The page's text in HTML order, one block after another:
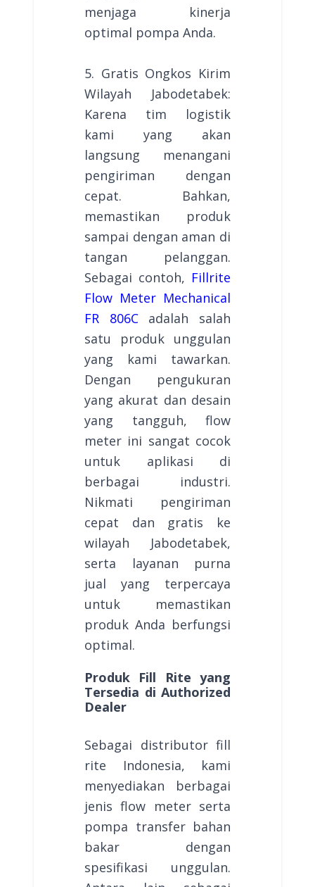
menjaga kinerja
optimal pompa Anda.
5. Gratis Ongkos Kirim
Wilayah Jabodetabek:
Karena tim logistik
kami yang akan
langsung menangani
pengiriman dengan
cepat. Bahkan,
memastikan produk
sampai dengan aman di
tangan pelanggan.
Sebagai contoh, Fillrite
Flow Meter Mechanical
FR 806Cadalah salah
satu produk unggulan
yang kami tawarkan.
Dengan pengukuran
yang akurat dan desain
yang tangguh, flow
meter ini sangat cocok
untuk aplikasi di
berbagai industri.
Nikmati pengiriman
cepat dan gratis ke
wilayah Jabodetabek,
serta layanan purna
jual yang terpercaya
untuk memastikan
produk Anda berfungsi
optimal.
Produk Fill Rite yang
Tersedia di Authorized
Dealer
Sebagai distributor fill
rite Indonesia, kami
menyediakan berbagai
jenis flow meter serta
pompa transfer bahan
bakar dengan
spesifikasi unggulan.